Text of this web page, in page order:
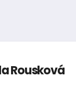
Rousková